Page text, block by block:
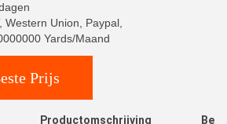
Western Union, Paypal,
Yards/Maand
Prijs
Productomschrijving